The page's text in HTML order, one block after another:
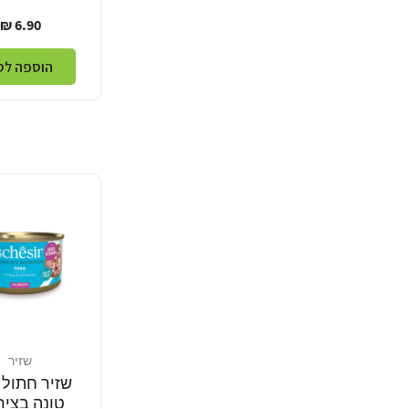
מחיר
6.90 ₪
הוספה
שזיר
שזיר